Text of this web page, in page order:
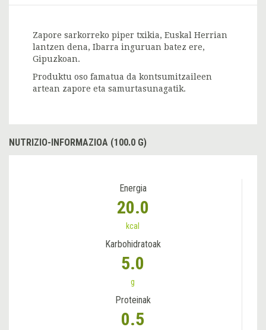
Zapore sarkorreko piper txikia, Euskal Herrian
lantzen dena, Ibarra inguruan batez ere,
Gipuzkoan.
Produktu oso famatua da kontsumitzaileen
artean zapore eta samurtasunagatik.
NUTRIZIO-INFORMAZIOA (100.0 G)
Energia
20.0
kcal
Karbohidratoak
5.0
g
Proteinak
0.5